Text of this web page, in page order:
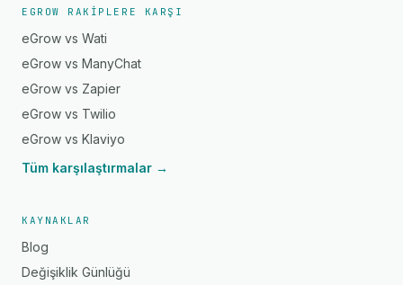
EGROW RAKIPLERE KARŞI
eGrow vs Wati
eGrow vs ManyChat
eGrow vs Zapier
eGrow vs Twilio
eGrow vs Klaviyo
Tüm karşılaştırmalar →
KAYNAKLAR
Blog
Değişiklik Günlüğü